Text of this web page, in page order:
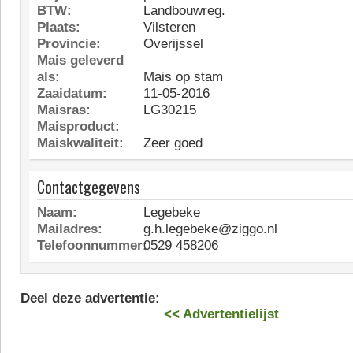
BTW:
Landbouwreg.
Plaats:
Vilsteren
Provincie:
Overijssel
Mais geleverd
als:
Mais op stam
Zaaidatum:
11-05-2016
Maisras:
LG30215
Maisproduct:
Maiskwaliteit:
Zeer goed
Contactgegevens
Naam:
Legebeke
Mailadres:
g.h.legebeke@ziggo.nl
Telefoonnummer:0529 458206
Deel deze advertentie:
<< Advertentielijst